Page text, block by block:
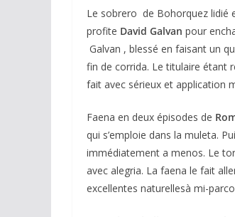
Le sobrero de Bohorquez lidié
profite David Galvan pour
Galvan , blessé en faisant un
fin de corrida. Le titulaire étant
fait avec sérieux et application
Faena en deux épisodes de
qui s’emploie dans la muleta.
immédiatement a menos. Le
avec alegria. La faena le fait
excellentes naturellesà mi-
02/04/